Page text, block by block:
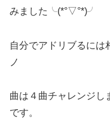
みました╰(*°▽°*)╯
自分でアドリブるに
ノ
曲は４曲チャレンジし
です。